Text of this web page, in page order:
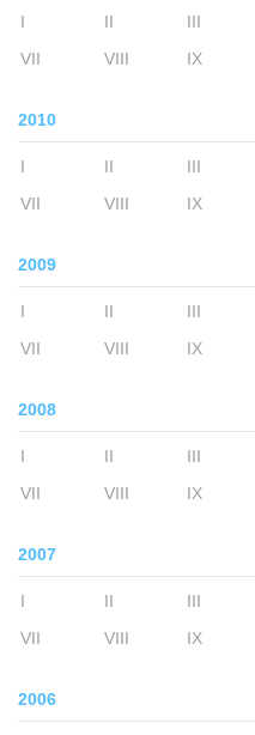
I II III
VII
VIII IX
2010
I II III
VII
VIII IX
2009
I II III
VII
VIII IX
2008
I II III
VII
VIII IX
2007
I II III
VII
VIII IX
2006